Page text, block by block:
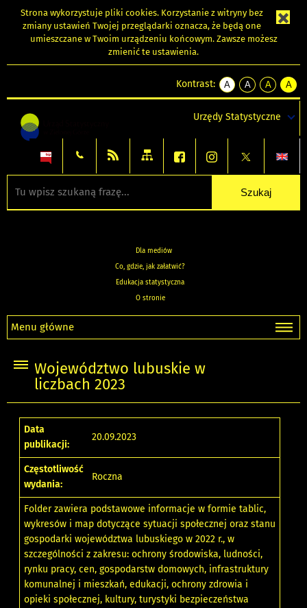
Strona wykorzystuje pliki cookies. Korzystanie z witryny bez
zmiany ustawień Twojej przeglądarki oznacza, że będą one
umieszczane w Twoim urządzeniu końcowym. Zawsze możesz
zmienić te ustawienia.
Kontrast:
A
kontrast
A
kontrast
tekst
czarnym
A
kontrast
tekst
czarnym
A
tekst
żółtym
Urzędy Statystyczne
Dla mediów
Co, gdzie, jak załatwić?
Edukacja statystyczna
O stronie
Menu główne
Województwo lubuskie w
liczbach 2023
Data
publikacji:
20.09.2023
Częstotliwość
wydania:
Roczna
Folder zawiera podstawowe informacje w formie tablic,
wykresów i map dotyczące sytuacji społecznej oraz stanu
gospodarki województwa lubuskiego w 2022 r., w
szczególności z zakresu: ochrony środowiska, ludności,
rynku pracy, cen, gospodarstw domowych, infrastruktury
komunalnej i mieszkań, edukacji, ochrony zdrowia i
opieki społecznej, kultury, turystyki bezpieczeństwa